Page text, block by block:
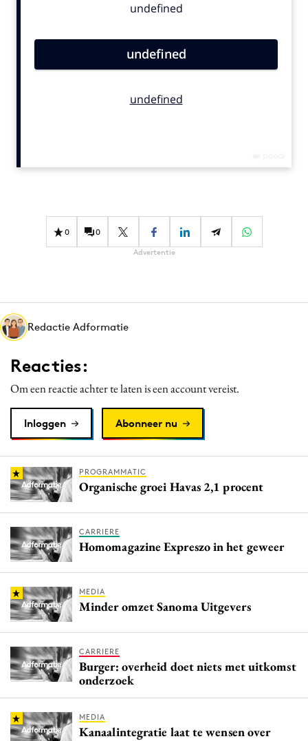
Contentmarketing
Effectiviteit
Gedragsverandering
Martech
Media
Merkstrategie
Programmatic
Purpose Marketing
Reputatie & crisis
0 0
Advertentie
Redactie Adformatie
Reacties:
Om een reactie achter te laten is een account vereist.
Inloggen Abonneer nu
PROGRAMMATIC
Organische groei Havas 2,1 procent
CARRIERE
Homomagazine Expreszo in het geweer
MEDIA
Minder omzet Sanoma Uitgevers
CARRIERE
Burger: overheid doet niets met uitkomst
onderzoek
MEDIA
Kanaalintegratie laat te wensen over